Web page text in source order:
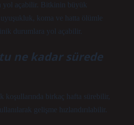
yol açabilir. Bitkinin büyük
koma ve hatta ölümle
durumlara yol açabilir.
ne kadar sürede
koşullarında birkaç hafta sürebilir,
gelişme hızlandırılabilir.